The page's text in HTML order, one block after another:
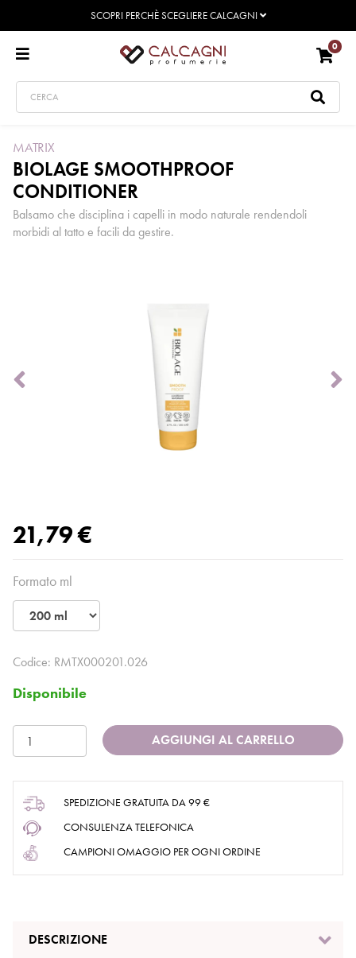
SCOPRI PERCHÈ SCEGLIERE CALCAGNI
0
MATRIX
BIOLAGE SMOOTHPROOF
CONDITIONER
Balsamo che disciplina i capelli in modo naturale rendendoli
morbidi al tatto e facili da gestire.
21,79 €
Formato ml
Codice: RMTX000201.026
Disponibile
AGGIUNGI AL CARRELLO
SPEDIZIONE GRATUITA DA 99 €
CONSULENZA TELEFONICA
CAMPIONI OMAGGIO PER OGNI ORDINE
DESCRIZIONE